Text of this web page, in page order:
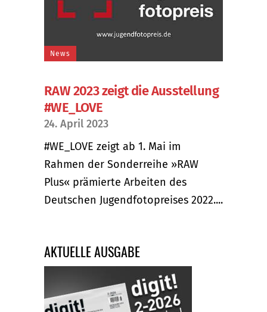
News
RAW 2023 zeigt die Ausstellung
#WE_LOVE
24. April 2023
#WE_LOVE zeigt ab 1. Mai im
Rahmen der Sonderreihe »RAW
Plus« prämierte Arbeiten des
Deutschen Jugendfotopreises 2022....
AKTUELLE AUSGABE